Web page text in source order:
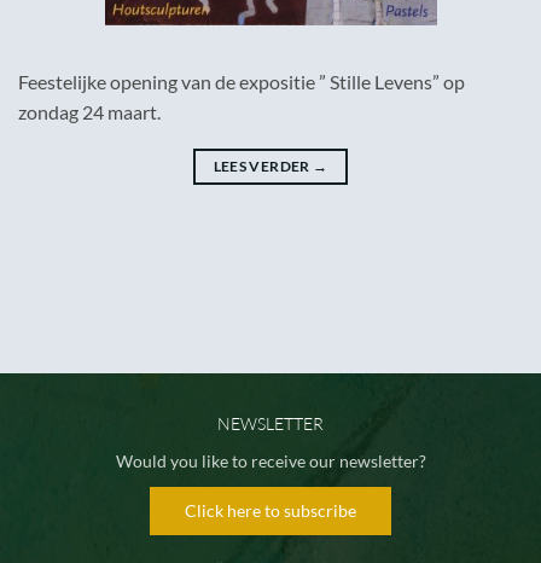
Feestelijke opening van de expositie ” Stille Levens” op
zondag 24 maart.
LEES VERDER →
NEWSLETTER
Would you like to receive our newsletter?
Click here to subscribe